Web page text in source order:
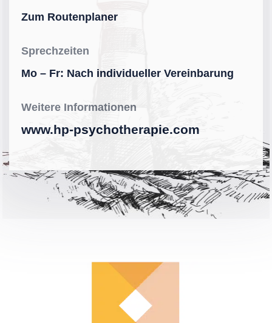
Zum Routenplaner
Sprechzeiten
Mo – Fr: Nach individueller Vereinbarung
Weitere Informationen
www.hp-psychotherapie.com